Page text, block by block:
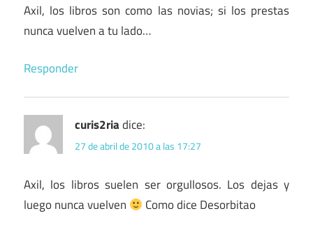
Axil, los libros son como las novias; si los prestas
nunca vuelven a tu lado…
Responder
curis2riadice:
27 de abril de 2010 a las 17:27
Axil, los libros suelen ser orgullosos. Los dejas y
luego nunca vuelven
Como dice Desorbitao